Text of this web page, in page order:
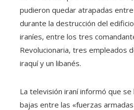
pudieron quedar atrapadas
durante la destrucción del
iraníes, entre los tres
Revolucionaria, tres empleados
iraquí y un libanés.
La televisión iraní informó que se
bajas entre las «fuerzas